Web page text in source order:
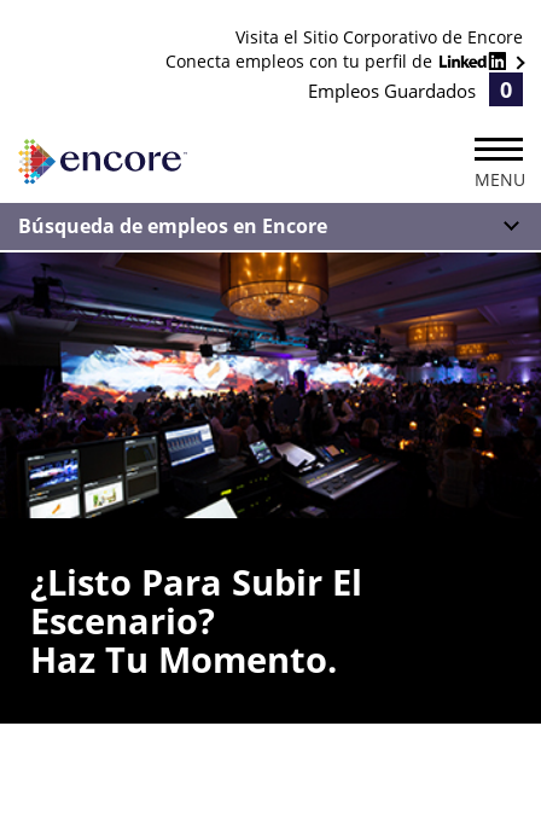
Visita el Sitio Corporativo de Encore
Conecta empleos con tu perfil de
Empleos Guardados 0
MENU
Búsqueda de empleos en Encore
¿Listo Para Subir El
Escenario?
Haz Tu Momento.